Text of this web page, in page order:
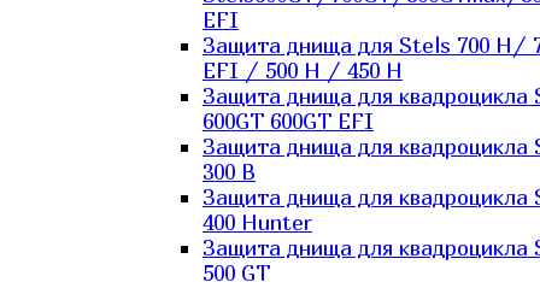
EFI
Защита днища для Stels 700 H/
EFI / 500 H / 450 H
Защита днища для квадроцикла
600GT 600GT EFI
Защита днища для квадроцикла
300 B
Защита днища для квадроцикла
400 Hunter
Защита днища для квадроцикла
500 GT